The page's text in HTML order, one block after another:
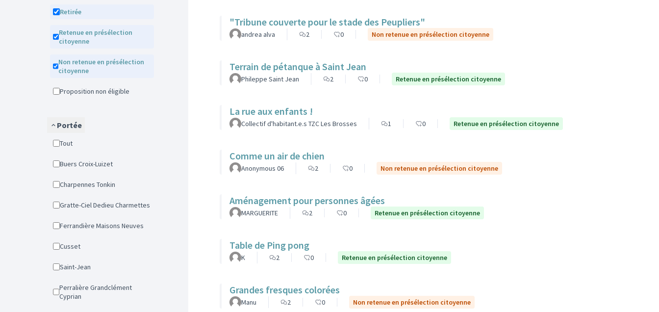
Retirée
Retenue en présélection
citoyenne
Non retenue en présélection
citoyenne
Proposition non éligible
Portée
Tout
Buers Croix-Luizet
Charpennes Tonkin
Gratte-Ciel Dedieu Charmettes
Ferrandière Maisons Neuves
Cusset
Saint-Jean
Perralière Grandclément
Cyprian
"Tribune couverte pour le stade des Peupliers"
andrea alva 2 0 Non retenue en présélection citoyenne
Terrain de pétanque à Saint Jean
Phileppe Saint Jean 2 0 Retenue en présélection citoyenne
La rue aux enfants !
Collectif d'habitant.e.s TZC Les Brosses 1 0 Retenue en présélection citoyenne
Comme un air de chien
Anonymous 06 2 0 Non retenue en présélection citoyenne
Aménagement pour personnes âgées
MARGUERITE 2 0 Retenue en présélection citoyenne
Table de Ping pong
K 2 0 Retenue en présélection citoyenne
Grandes fresques colorées
Manu 2 0 Non retenue en présélection citoyenne